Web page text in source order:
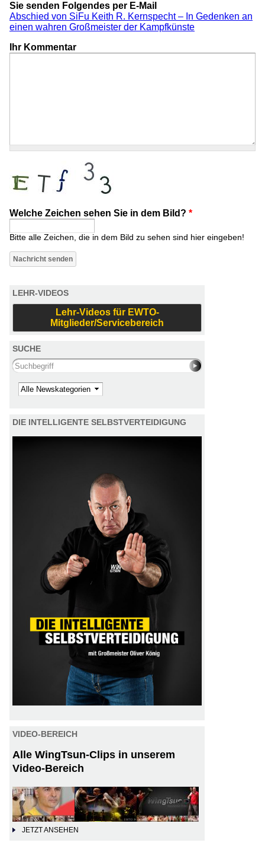
Sie senden Folgendes per E-Mail
Abschied von SiFu Keith R. Kernspecht – In Gedenken an
einen wahren Großmeister der Kampfkünste
Ihr Kommentar
Welche Zeichen sehen Sie in dem Bild? *
Bitte alle Zeichen, die in dem Bild zu sehen sind hier eingeben!
LEHR-VIDEOS
Lehr-Videos für EWTO-
Mitglieder/Servicebereich
SUCHE
Search this site
Kategorie
DIE INTELLIGENTE SELBSTVERTEIDIGUNG
VIDEO-BEREICH
Alle WingTsun-Clips in unserem
Video-Bereich
JETZT ANSEHEN